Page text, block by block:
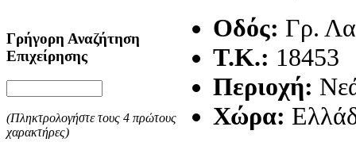
Γρήγορη Αναζήτηση
Επιχείρησης
(Πληκτρολογήστε τους 4 πρώτους
χαρακτήρες)
Οδός: Γρ.
T.K.: 18453
Περιοχή:
Χώρα: